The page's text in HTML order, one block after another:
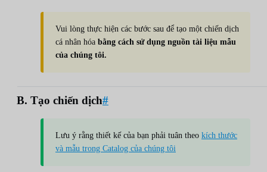
Vui lòng thực hiện các bước sau để tạo một chiến dịch
cá nhân hóa bằng cách sử dụng nguồn tài liệu mẫu
của chúng tôi.
B. Tạo chiến dịch#
Lưu ý rằng thiết kế của bạn phải tuân theo kích thước
và mẫu trong Catalog của chúng tôi